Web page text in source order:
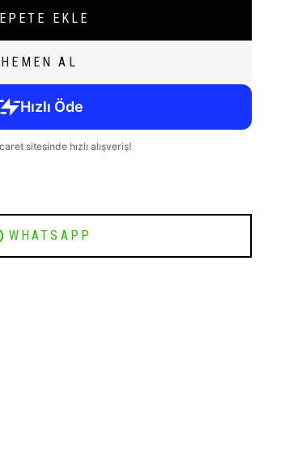
EKLE
HEMEN AL
WHATSAPP